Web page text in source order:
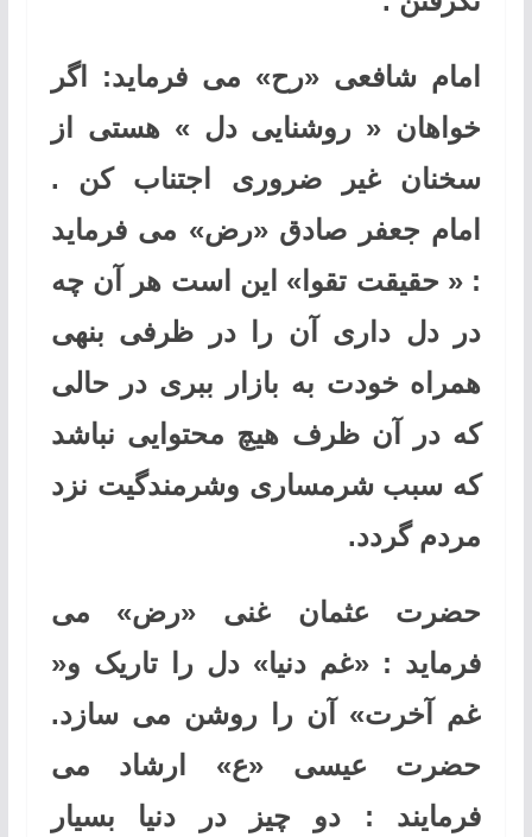
امام شافعی «رح» می فرماید: اگر
خواهان « روشنایی دل » هستی از
سخنان غیر ضروری اجتناب کن .
امام جعفر صادق «رض» می فرماید
: « حقیقت تقوا» این است هر آن چه
در دل داری آن را در ظرفی بنهی
همراه خودت به بازار ببری در حالی
که در آن ظرف هیچ محتوایی نباشد
که سبب شرمساری وشرمندگیت نزد
مردم گردد.
حضرت عثمان غنی «رض» می
فرماید : «غم دنیا» دل را تاریک و«
غم آخرت» آن را روشن می سازد.
حضرت عیسی «ع» ارشاد می
فرمایند : دو چیز در دنیا بسیار